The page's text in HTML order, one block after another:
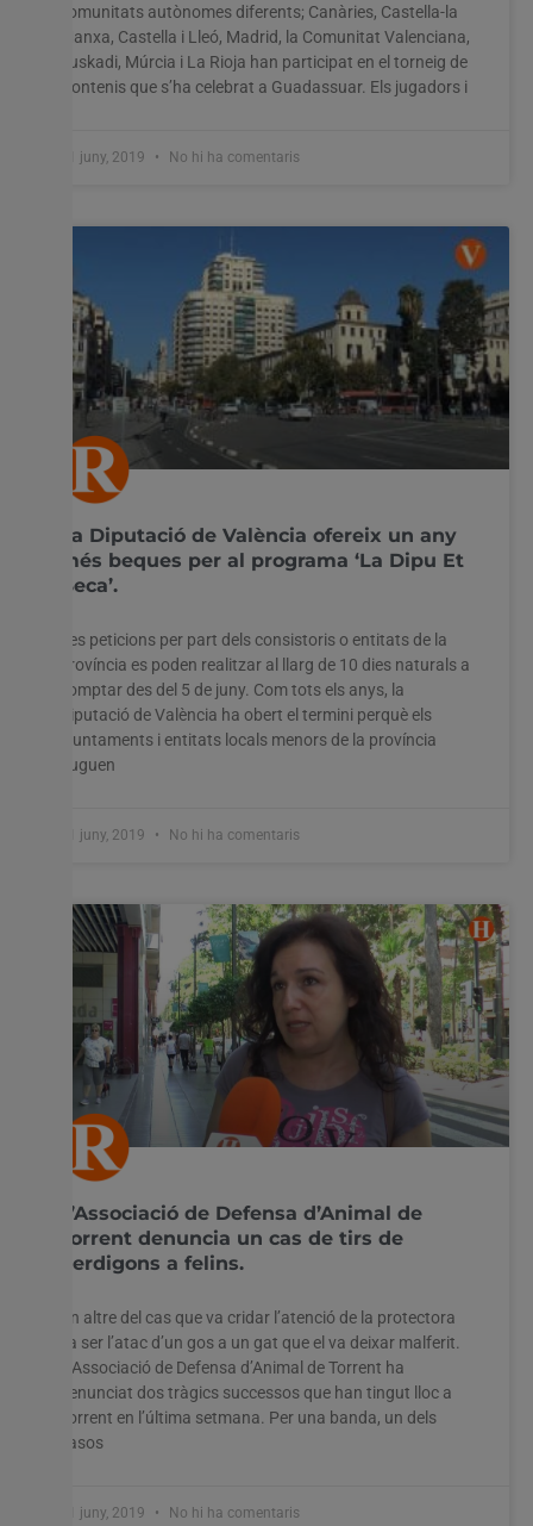
comunitats autònomes diferents; Canàries, Castella-la
Manxa, Castella i Lleó, Madrid, la Comunitat Valenciana,
Euskadi, Múrcia i La Rioja han participat en el torneig de
frontenis que s’ha celebrat a Guadassuar. Els jugadors i
11 juny, 2019 No hi ha comentaris
La Diputació de València ofereix un any
més beques per al programa ‘La Dipu Et
Beca’.
Les peticions per part dels consistoris o entitats de la
província es poden realitzar al llarg de 10 dies naturals a
comptar des del 5 de juny. Com tots els anys, la
Diputació de València ha obert el termini perquè els
ajuntaments i entitats locals menors de la província
puguen
11 juny, 2019 No hi ha comentaris
L’Associació de Defensa d’Animal de
Torrent denuncia un cas de tirs de
perdigons a felins.
Un altre del cas que va cridar l’atenció de la protectora
va ser l’atac d’un gos a un gat que el va deixar malferit.
L’Associació de Defensa d’Animal de Torrent ha
denunciat dos tràgics successos que han tingut lloc a
Torrent en l’última setmana. Per una banda, un dels
casos
11 juny, 2019 No hi ha comentaris